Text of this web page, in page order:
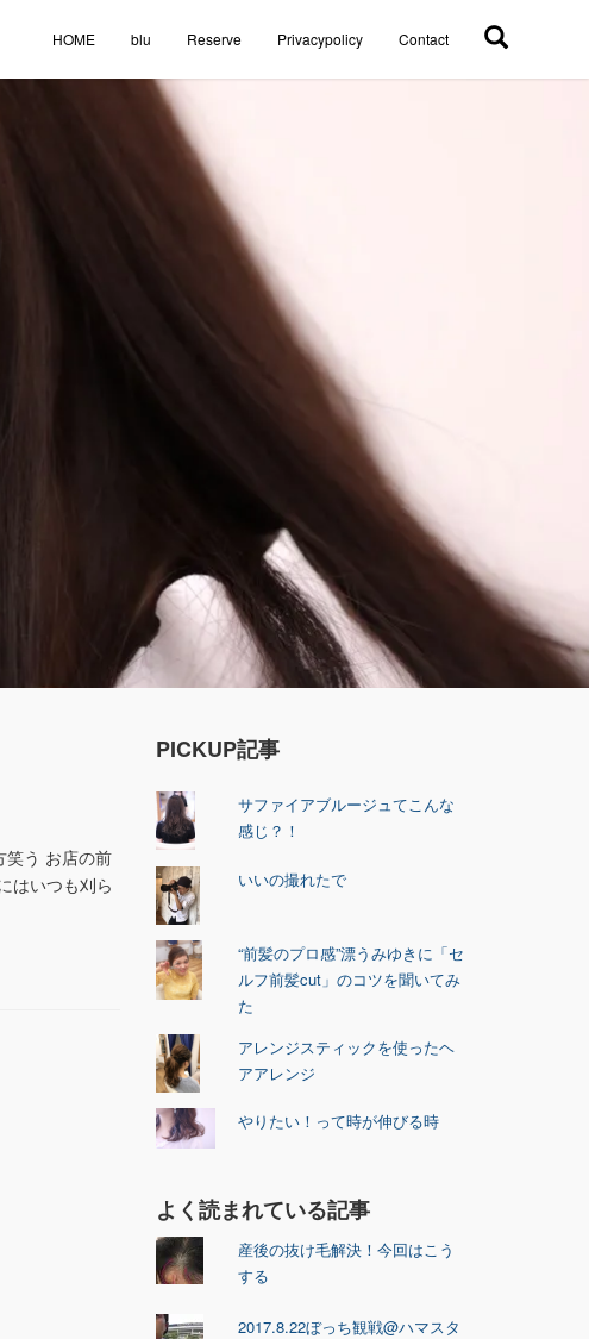
HOME blu Reserve Privacypolicy Contact
笑う お店の前
はいつも刈ら
PICKUP記事
サファイアブルージュてこんな
感じ？！
いいの撮れたで
“前髪のプロ感”漂うみゆきに「セ
ルフ前髪cut」のコツを聞いてみ
た
アレンジスティックを使ったヘ
アアレンジ
やりたい！って時が伸びる時
よく読まれている記事
産後の抜け毛解決！今回はこう
する
2017.8.22ぼっち観戦@ハマスタ